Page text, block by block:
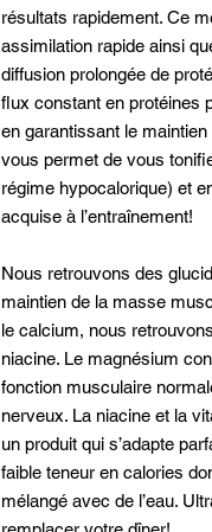
résultats rapidement. Ce
assimilation rapide ainsi
diffusion prolongée de
flux constant en protéines
en garantissant le
vous permet de vous
régime hypocalorique) et
acquise à l’entraînement!
Nous retrouvons des
maintien de la masse
le calcium, nous
niacine. Le magnésium
fonction musculaire
nerveux. La niacine et la
un produit qui s’adapte
faible teneur en calories
mélangé avec de l’eau.